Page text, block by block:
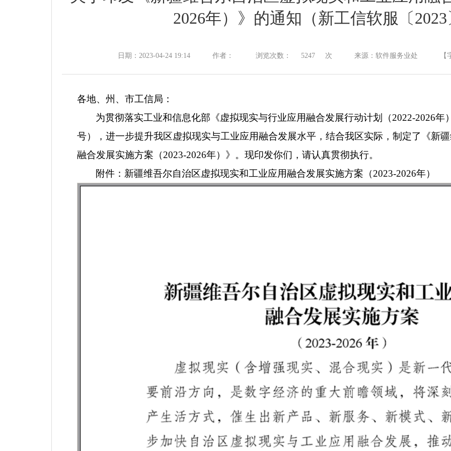
2026年）》的通知（新工信软服〔
日期：2023-04-24 19:14 作者： 浏览次数： 5247 次 来源：软件服务业处
各地、州、市工信局：
为贯彻落实工业和信息化部《虚拟现实与行业应用融合发展行动计划（2022-2026年
号），进一步提升我区虚拟现实与工业应用融合发展水平，结合我区实际，制定了《新
融合发展实施方案（2023-2026年）》。现印发你们，请认真贯彻执行。
附件：新疆维吾尔自治区虚拟现实和工业应用融合发展实施方案（2023-2026年）